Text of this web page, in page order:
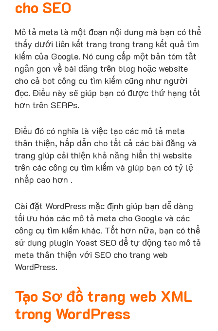
cho SEO
Mô tả meta là một đoạn nội dung mà bạn có thể
thấy dưới liên kết trang trong trang kết quả tìm
kiếm của Google. Nó cung cấp một bản tóm tắt
ngắn gọn về bài đăng trên blog hoặc website
cho cả bot công cụ tìm kiếm cũng như người
đọc. Điều này sẽ giúp bạn có được thứ hạng tốt
hơn trên SERPs.
Điều đó có nghĩa là việc tạo các mô tả meta
thân thiện, hấp dẫn cho tất cả các bài đăng và
trang giúp cải thiện khả năng hiển thị website
trên các công cụ tìm kiếm và giúp bạn có tỷ lệ
nhấp cao hơn .
Cài đặt WordPress mặc định giúp bạn dễ dàng
tối ưu hóa các mô tả meta cho Google và các
công cụ tìm kiếm khác. Tốt hơn nữa, bạn có thể
sử dụng plugin Yoast SEO để tự động tạo mô tả
meta thân thiện với SEO cho trang web
WordPress.
Tạo Sơ đồ trang web XML
trong WordPress